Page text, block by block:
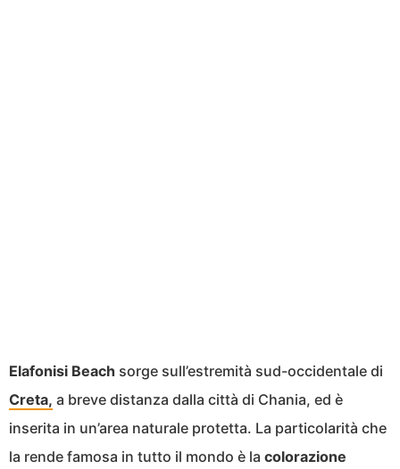
Elafonisi Beach sorge sull’estremità sud-occidentale di
Creta, a breve distanza dalla città di Chania, ed è
inserita in un’area naturale protetta. La particolarità che
la rende famosa in tutto il mondo è la colorazione